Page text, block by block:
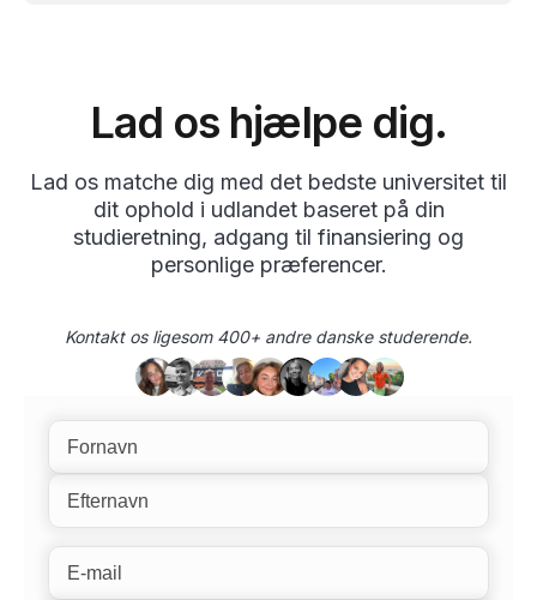
Lad os hjælpe dig.
Lad os matche dig med det bedste universitet til
dit ophold i udlandet baseret på din
studieretning, adgang til finansiering og
personlige præferencer.
Kontakt os ligesom 400+ andre danske studerende.